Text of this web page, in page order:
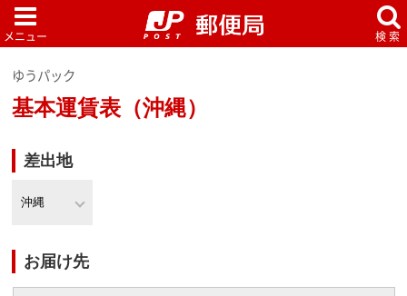
ゆうパック
基本運賃表（沖縄）
差出地
お届け先